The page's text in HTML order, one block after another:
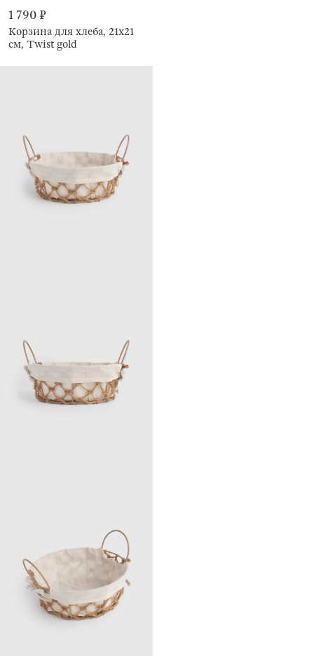
1 790 ₽
Корзина для хлеба, 21x21
см, Twist gold